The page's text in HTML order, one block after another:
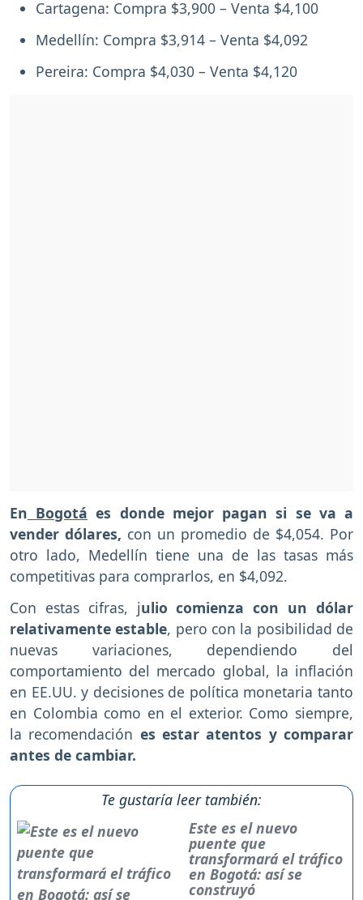
Cartagena: Compra $3,900 – Venta $4,100
Medellín: Compra $3,914 – Venta $4,092
Pereira: Compra $4,030 – Venta $4,120
En Bogotá es donde mejor pagan si se va a
vender dólares, con un promedio de $4,054. Por
otro lado, Medellín tiene una de las tasas más
competitivas para comprarlos, en $4,092.
Con estas cifras, julio comienza con un dólar
relativamente estable, pero con la posibilidad de
nuevas variaciones, dependiendo del
comportamiento del mercado global, la inflación
en EE.UU. y decisiones de política monetaria tanto
en Colombia como en el exterior. Como siempre,
la recomendación es estar atentos y comparar
antes de cambiar.
Te gustaría leer también:
Este es el nuevo
puente que
transformará el tráfico
en Bogotá: así se
construyó